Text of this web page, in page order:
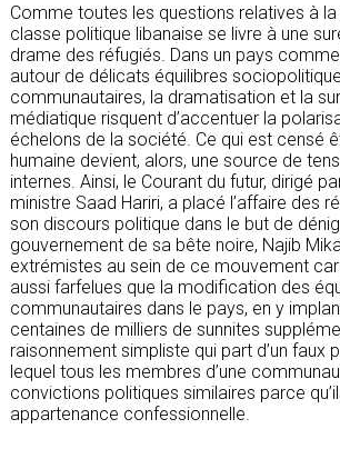
Comme toutes les questions relatives à la
classe politique libanaise se livre à une
drame des réfugiés. Dans un pays
autour de délicats équilibres
communautaires, la dramatisation et la
médiatique risquent d’accentuer la
échelons de la société. Ce qui est censé
humaine devient, alors, une source de
internes. Ainsi, le Courant du futur, dirigé
ministre Saad Hariri, a placé l’affaire des
son discours politique dans le but de
gouvernement de sa bête noire, Najib
extrémistes au sein de ce mouvement
aussi farfelues que la modification des
communautaires dans le pays, en y
centaines de milliers de sunnites
raisonnement simpliste qui part d’un faux
lequel tous les membres d’une
convictions politiques similaires parce
appartenance confessionnelle.